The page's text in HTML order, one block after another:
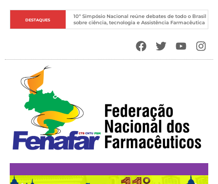
DESTAQUES
10º Simpósio Nacional reúne debates de todo o Brasil
sobre ciência, tecnologia e Assistência Farmacêutica